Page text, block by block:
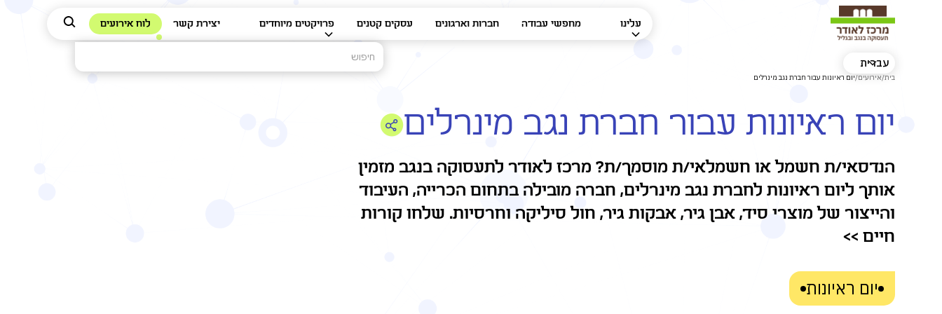
עלינו מחפשי עבודה חברות וארגונים עסקים קטנים פרויקטים מיוחדים יצירת קשר לוח אירועים
עברית
בית/אירועים/יום ראיונות עבור חברת נגב מינרלים
יום ראיונות עבור חברת נגב מינרלים
הנדסאי/ת חשמל או חשמלאי/ת מוסמך/ת? מרכז לאודר לתעסוקה בנגב מזמין
אותך ליום ראיונות לחברת נגב מינרלים, חברה מובילה בתחום הכרייה, העיבוד
והייצור של מוצרי סיד, אבן גיר, אבקות גיר, חול סיליקה וחרסיות. שלחו קורות
חיים >>
יום ראיונות